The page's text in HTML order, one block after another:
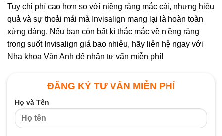
Tuy chi phí cao hơn so với niềng răng mắc cài, nhưng hiệu
quả và sự thoải mái mà Invisalign mang lại là hoàn toàn
xứng đáng. Nếu bạn còn bất kì thắc mắc về niềng răng
trong suốt Invisalign giá bao nhiêu, hãy liên hệ ngay với
Nha khoa Vân Anh để nhận tư vấn miễn phí!
ĐĂNG KÝ TƯ VẤN MIỄN PHÍ
Họ và Tên